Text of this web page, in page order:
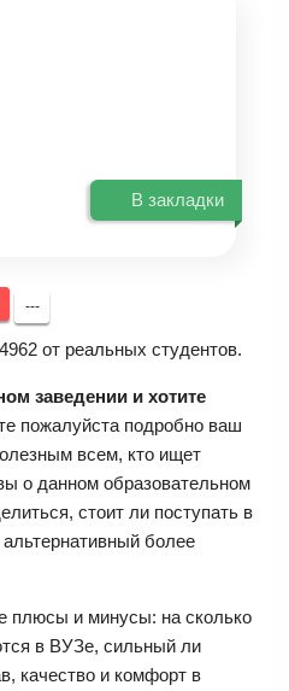
В закладки
---
от реальных студентов.
заведении и хотите
пожалуйста подробно ваш
всем, кто ищет
о данном образовательном
стоит ли поступать в
более
плюсы и минусы: на сколько
в ВУЗе, сильный ли
качество и комфорт в